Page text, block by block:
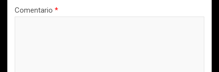
Comentario *